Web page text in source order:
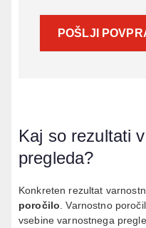
POŠLJI
Kaj so rezultati
pregleda?
Konkreten rezultat
poročilo . Varnostno
vsebine varnostnega